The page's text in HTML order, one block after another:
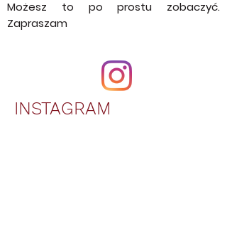
wideo bloga. Teraz nie musisz się
zastanawiać jak to zostało zrobione.